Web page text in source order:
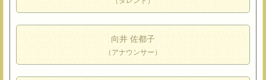
向井 佐都子
（アナウンサー）